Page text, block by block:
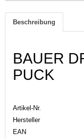
Beschreibung
BAUER
PUCK
Artikel-Nr.
Hersteller
EAN